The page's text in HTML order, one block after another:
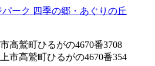
高鷲町ひるがの4670番3708
市高鷲町ひるがの4670番354